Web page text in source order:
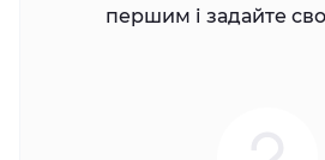
першим і задайте